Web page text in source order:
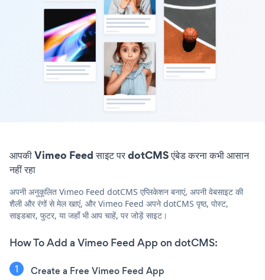
आपकी Vimeo Feed साइट पर dotCMS एंबेड करना कभी आसान
नहीं रहा
अपनी अनुकूलित Vimeo Feed dotCMS एप्लिकेशन बनाएं, अपनी वेबसाइट की
शैली और रंगों से मेल खाएं, और Vimeo Feed अपने dotCMS पृष्ठ, पोस्ट,
साइडबार, फुटर, या जहाँ भी आप चाहें, पर जोड़ें साइट।
How To Add a Vimeo Feed App on dotCMS:
Create a Free Vimeo Feed App